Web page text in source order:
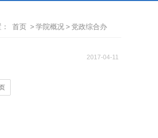
首页 >学院概况> 党政综合办
2017-04-11